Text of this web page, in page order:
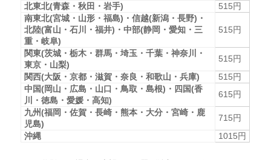
北東北(青森・秋田・岩手)
515円
南東北(宮城・山形・福島)・信越(新潟・長野)・
北陸(富山・石川・福井)・中部(静岡・愛知・三
重・岐阜)
515円
関東(茨城・栃木・群馬・埼玉・千葉・神奈川・
東京・山梨)
515円
関西(大阪・京都・滋賀・奈良・和歌山・兵庫)
515円
中国(岡山・広島・山口・鳥取・島根)・四国(香
川・徳島・愛媛・高知)
615円
九州(福岡・佐賀・長崎・熊本・大分・宮崎・鹿
児島)
715円
沖縄
1015円